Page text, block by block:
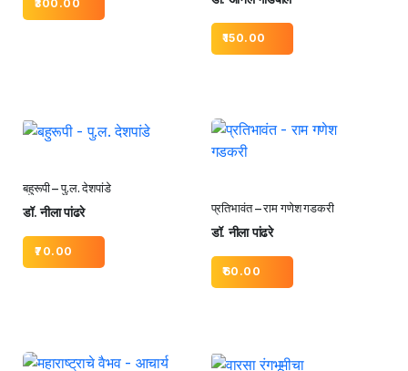
300.00
150.00
बहुरूपी – पु.ल. देशपांडे
डॉ. नीला पांढरे
70.00
प्रतिभावंत – राम गणेश गडकरी
डॉ. नीला पांढरे
60.00